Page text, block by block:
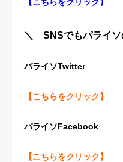
＼ SNSでもパライ
パライソTwitter
【こちらをクリック】
パライソFacebook
【こちらをクリック】